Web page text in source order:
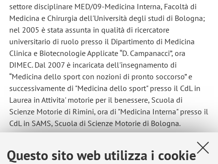
Questo sito web utilizza i cookie
settore disciplinare MED/09-Medicina Interna, Facoltà di
Medicina e Chirurgia dell'Università degli studi di Bologna;
nel 2005 è stata assunta in qualità di ricercatore
universitario di ruolo presso il Dipartimento di Medicina
Clinica e Biotecnologie Applicate “D. Campanacci”, ora
DIMEC. Dal 2007 è incaricata dell'insegnamento di
“Medicina dello sport con nozioni di pronto soccorso” e
successivamente di "Medicina dello sport" presso il CdL in
Laurea in Attivita' motorie per il benessere, Scuola di
Scienze Motorie di Rimini, ora di "Medicina Interna" presso il
CdL in SAMS, Scuola di Scienze Motorie di Bologna.